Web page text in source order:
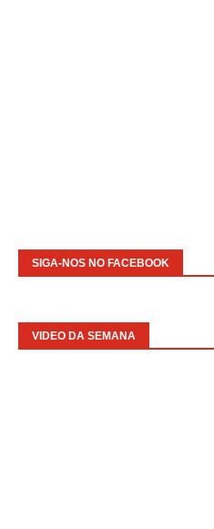
SIGA-NOS NO FACEBOOK
VIDEO DA SEMANA